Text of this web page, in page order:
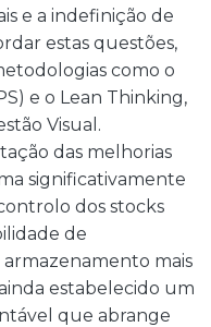
e a indefinição de
estas questões,
como o
e o Lean Thinking,
Visual.
das melhorias
significativamente
dos stocks
de
mais
estabelecido um
que abrange